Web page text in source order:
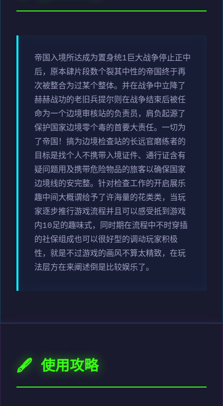
帝国入境所达成为置身统1巨大战争停止正中
后，原本肆片段数个裂其中性的帝国终于再
次被整合为过某个整体。并在战争中立降了
赫赫战功的老旧兵提尔则在战争结束后被任
命为一个边境审核站的负责员，肩负起源了
保护国家边境零个毒的首要大责任。一切为
了帝国！搞为边境检查站的长远官磨练者的
目标是找个人不携带入境证件、通行证含有
疑问题用及携带危险物品的旅客以确保国家
边境线的安完整。针对检查工作的开启展乐
趣中间大概谓给予了许海量的花类类，当玩
家逐步推行游戏流程并且可以感受抵到游戏
内10足的趣味式，同时期在流程中不时穿插
的社保组成也可以很好型的调动玩家积极
性，就是不过游戏的画风不算太精致，在玩
法层方在来阐述倒是比较娱乐了。
🖋️ 使用攻略